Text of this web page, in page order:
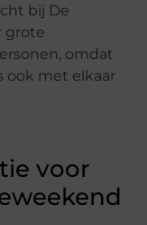
bij De
grote
omdat
ook met elkaar
voor